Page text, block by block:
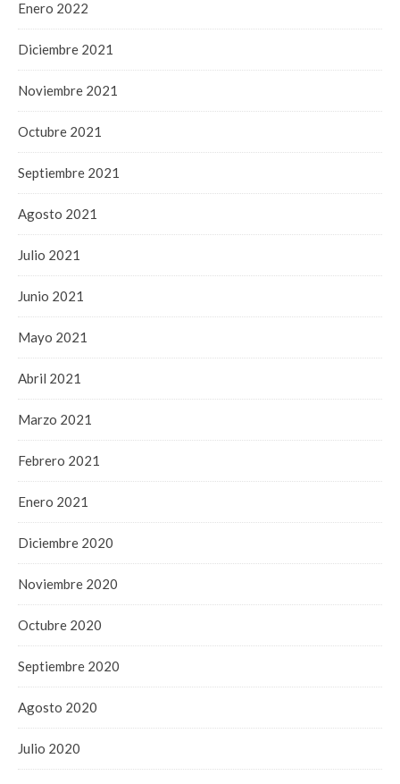
Enero 2022
Diciembre 2021
Noviembre 2021
Octubre 2021
Septiembre 2021
Agosto 2021
Julio 2021
Junio 2021
Mayo 2021
Abril 2021
Marzo 2021
Febrero 2021
Enero 2021
Diciembre 2020
Noviembre 2020
Octubre 2020
Septiembre 2020
Agosto 2020
Julio 2020